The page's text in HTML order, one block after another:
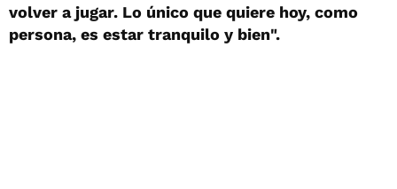
volver a jugar. Lo único que quiere hoy, como
persona, es estar tranquilo y bien".